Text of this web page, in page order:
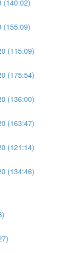
(140:02)
(155:09)
(115:09)
(175:54)
(136:00)
(163:47)
(121:14)
(134:46)